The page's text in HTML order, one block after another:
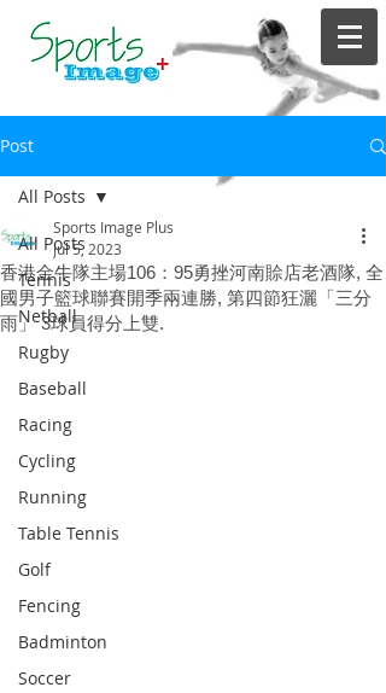
Post
All Posts
Tennis
Netball
Rugby
Baseball
Racing
Cycling
Running
Table Tennis
Golf
Fencing
Badminton
Soccer
All Posts
香港金牛隊主場106：95勇挫河南賒店老酒隊, 全
國男子籃球聯賽開季兩連勝, 第四節狂灑「三分
雨」 3球員得分上雙.
Sports Image Plus
Jul 5, 2023